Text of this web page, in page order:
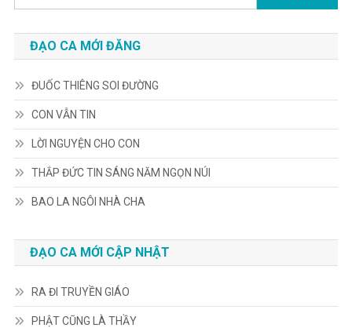
for:
ĐẠO CA MỚI ĐĂNG
ĐUỐC THIÊNG SOI ĐƯỜNG
CON VẪN TIN
LỜI NGUYỆN CHO CON
THẮP ĐỨC TIN SÁNG NĂM NGỌN NÚI
BAO LA NGÔI NHÀ CHA
ĐẠO CA MỚI CẬP NHẬT
RA ĐI TRUYỀN GIÁO
PHẬT CŨNG LÀ THẦY